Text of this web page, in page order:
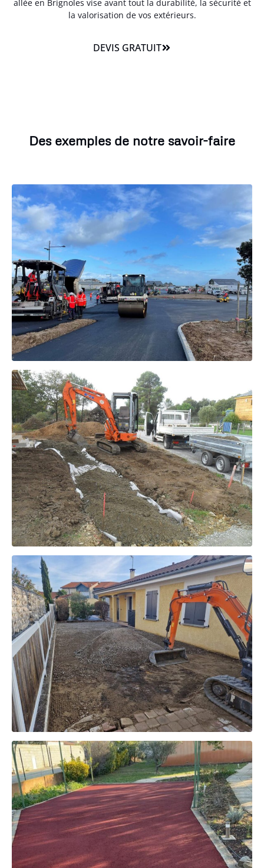
allée en Brignoles vise avant tout la durabilité, la sécurité et
la valorisation de vos extérieurs.
DEVIS GRATUIT
Des exemples de notre savoir-faire